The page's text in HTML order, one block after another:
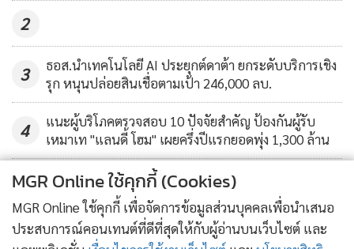
ว่าการขยายสาขาถือเป็นนโยบายของกลุ่มสินแพทย์ โดยให้ความ
สำคัญกับการเลือกทำเลที่ตั้งของโรงพยาบาลเป็นอันดับแรก ต้อง
เป็นทำเลใกล้ชุมชน เพื่อให้ประชาชนสามารถเข้าถึงพร้อมรับ
การบริการได้อย่างสะดวกรวดเร็ว สำหรับโรงพยาบาลสินแพทย์
พัฒนาการ ขณะนี้อยู่ระหว่างออกแบบและขออนุญาตก่อสร้าง
โดยมีมูลค่าเงินลงทุนประมาณ 2,500 ล้านบาทอาคารจำนวน 25
ชั้น พื้นที่ใช้สอย 76,000 ตร.ม. เป็นโรงพยาบาลขนาด 300 เตียง
ทั้งนี้ ยังคงมีแนวทางการดำเนินงานที่พร้อมให้การรักษาโดย
แพทย์ผู้เชี่ยวชาญเฉพาะทาง ด้วยเทคโนโลยีและเครื่องมือแพทย์
ที่ทันสมัยและมาตรฐานการรักษาเทียบเท่าประเทศตะวันตก โดย
2
3
ธอส.นำเทคโนโลยี AI ประยุกต์ดาต้า ยกระดับบริการเชิง
รุก หนุนปล่อยสินเชื่อตามเป้า 246,000 ลบ.
4
แนะผู้บริโภคตรวจสอบ 10 ปัจจัยสำคัญ ป้องกันผู้รับ
เหมาเท "แลนดี้ โฮม" เผยครึ่งปีแรกยอดพุ่ง 1,300 ล้าน
ข่าวอื่นในหมวด
MGR Online ใช้คุกกี้ (Cookies)
MGR Online ใช้คุกกี้ เพื่อจัดการข้อมูลส่วนบุคคลเพื่อนำเสนอ
ประสบการณ์คอนเทนต์ที่ดีที่สุดให้กับผู้อ่านบนเว็บไซต์ และ